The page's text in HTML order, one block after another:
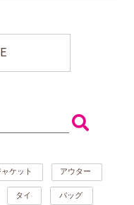
ャケット アウター
タイ バッグ